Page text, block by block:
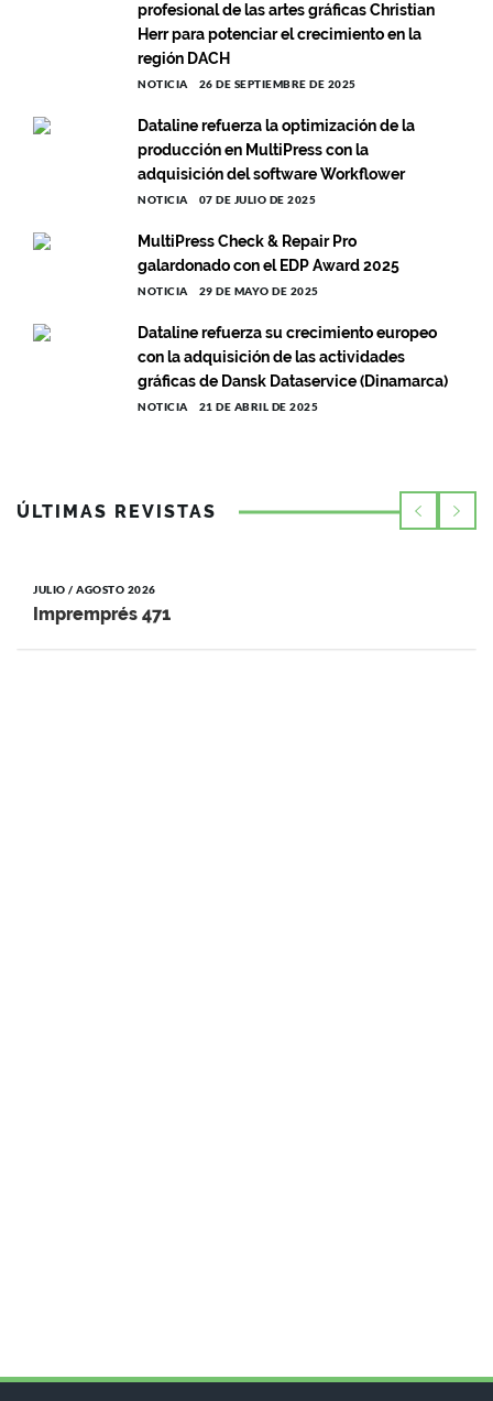
profesional de las artes gráficas Christian
Herr para potenciar el crecimiento en la
región DACH
NOTICIA 26 DE SEPTIEMBRE DE 2025
Dataline refuerza la optimización de la
producción en MultiPress con la
adquisición del software Workflower
NOTICIA 07 DE JULIO DE 2025
MultiPress Check & Repair Pro
galardonado con el EDP Award 2025
NOTICIA 29 DE MAYO DE 2025
Dataline refuerza su crecimiento europeo
con la adquisición de las actividades
gráficas de Dansk Dataservice (Dinamarca)
NOTICIA 21 DE ABRIL DE 2025
ÚLTIMAS REVISTAS
JULIO / AGOSTO 2026
Impremprés 471